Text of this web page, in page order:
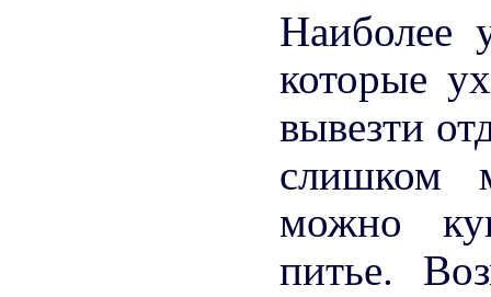
Наиболее
которые
вывезти
слишком
можно
питье.